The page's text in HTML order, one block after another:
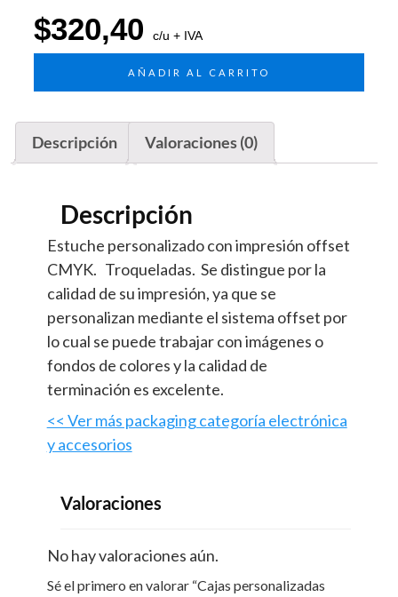
$320,40 c/u + IVA
AÑADIR AL CARRITO
Descripción Valoraciones (0)
Descripción
Estuche personalizado con impresión offset
CMYK. Troqueladas. Se distingue por la
calidad de su impresión, ya que se
personalizan mediante el sistema offset por
lo cual se puede trabajar con imágenes o
fondos de colores y la calidad de
terminación es excelente.
<< Ver más packaging categoría electrónica
y accesorios
Valoraciones
No hay valoraciones aún.
Sé el primero en valorar “Cajas personalizadas